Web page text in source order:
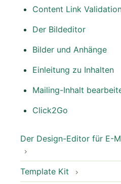
Content Link
Der Bildeditor
Bilder und Anhänge
Einleitung zu Inhalten
Mailing-Inhalt
Click2Go
Der Design-Editor für E-
Template Kit